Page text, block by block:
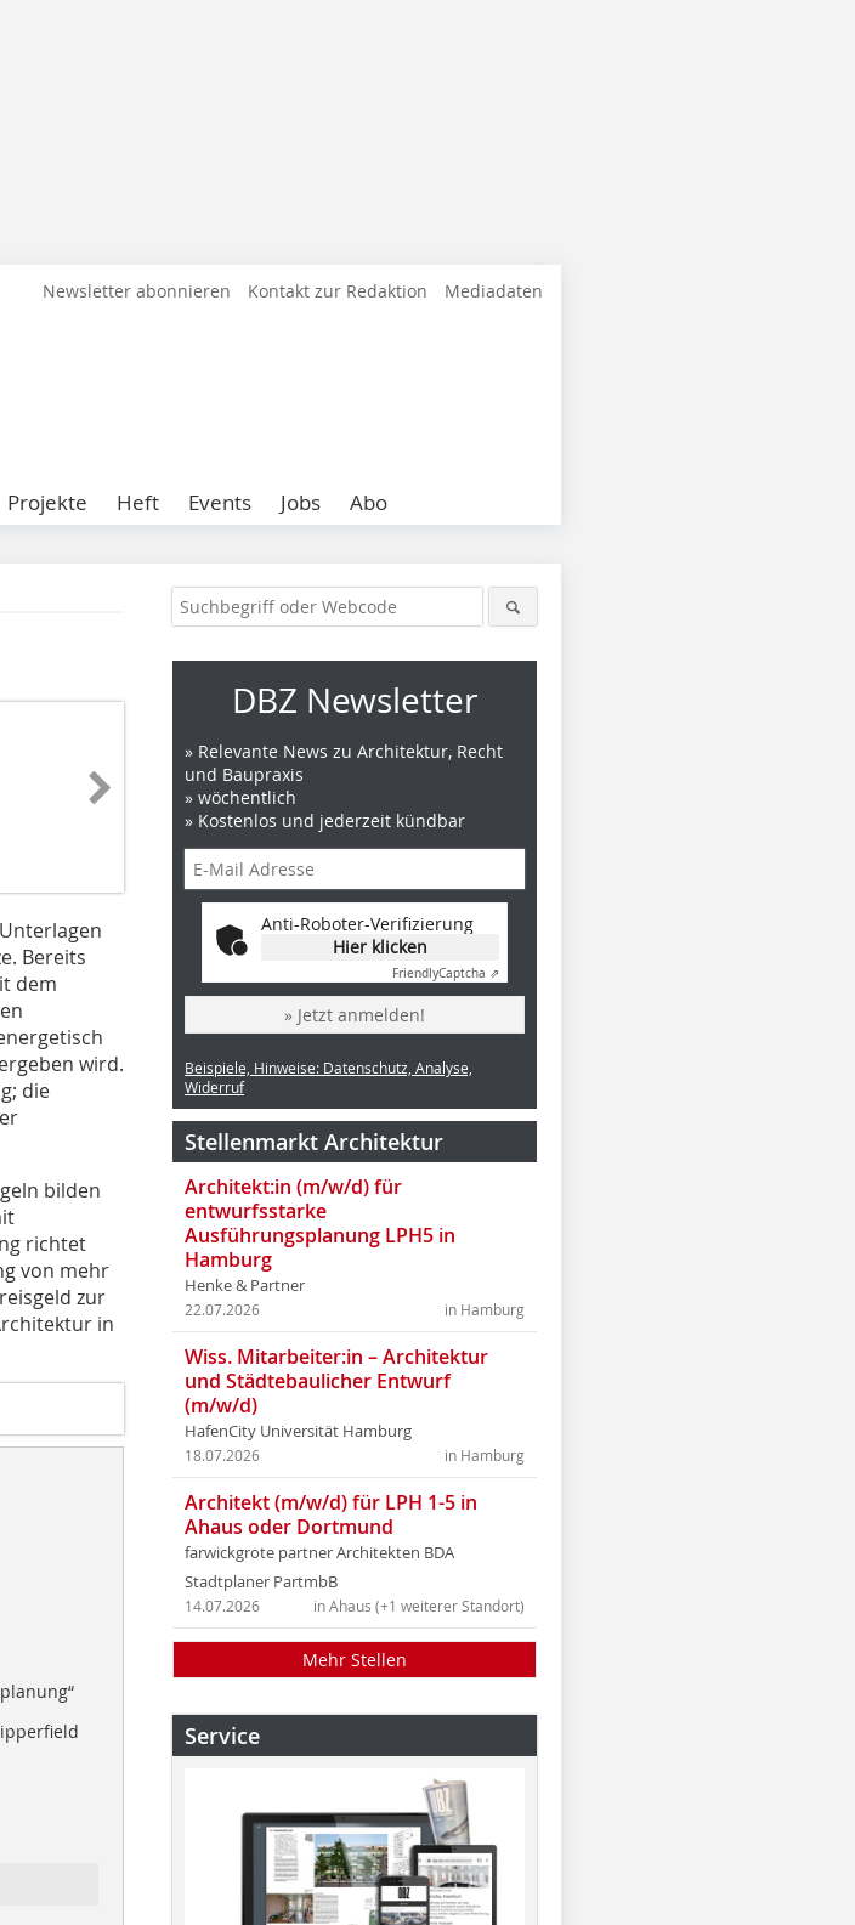
Newsletter abonnieren Kontakt zur Redaktion Mediadaten
Projekte Heft Events Jobs Abo
Bereits
dem
wird.
die
bilden
richtet
von mehr
zur
in
DBZ Newsletter
» Relevante News zu Architektur, Recht
und Baupraxis
» wöchentlich
» Kostenlos und jederzeit kündbar
Anti-Roboter-Verifizierung
Hier klicken
FriendlyCaptcha ⇗
» Jetzt anmelden!
Beispiele, Hinweise: Datenschutz, Analyse,
Widerruf
Stellenmarkt Architektur
Architekt:in (m/w/d) für
entwurfsstarke
Ausführungsplanung LPH5 in
Hamburg
Henke & Partner
in Hamburg
22.07.2026
Wiss. Mitarbeiter:in – Architektur
und Städtebaulicher Entwurf
(m/w/d)
HafenCity Universität Hamburg
in Hamburg
18.07.2026
Architekt (m/w/d) für LPH 1-5 in
Ahaus oder Dortmund
farwickgrote partner Architekten BDA
Stadtplaner PartmbB
in Ahaus (+1 weiterer Standort)
14.07.2026
Mehr Stellen
Service